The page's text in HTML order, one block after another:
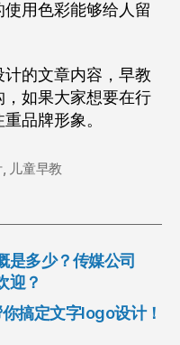
用色彩能够给人留
的文章内容，早教
如果大家想要在行
品牌形象。
, 儿童早教
是多少？传媒公司
迎？
搞定文字logo设计！